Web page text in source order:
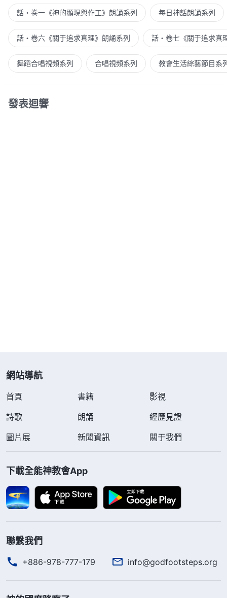
話・卷一《神的顯現與作工》朗誦系列 每日神話朗誦系列
話・卷六《關于追求真理》朗誦系列 話・卷七《關于追求真
舞蹈合唱視頻系列 合唱視頻系列 教會生活綜藝節目系
發表迴響
網站導航
首頁 書籍
影視
詩歌
朗誦
經歷見證
圖片展
新聞資訊 關于我們
下載全能神教會App
聯繫我們
+886-978-777-179 info@godfootsteps.org